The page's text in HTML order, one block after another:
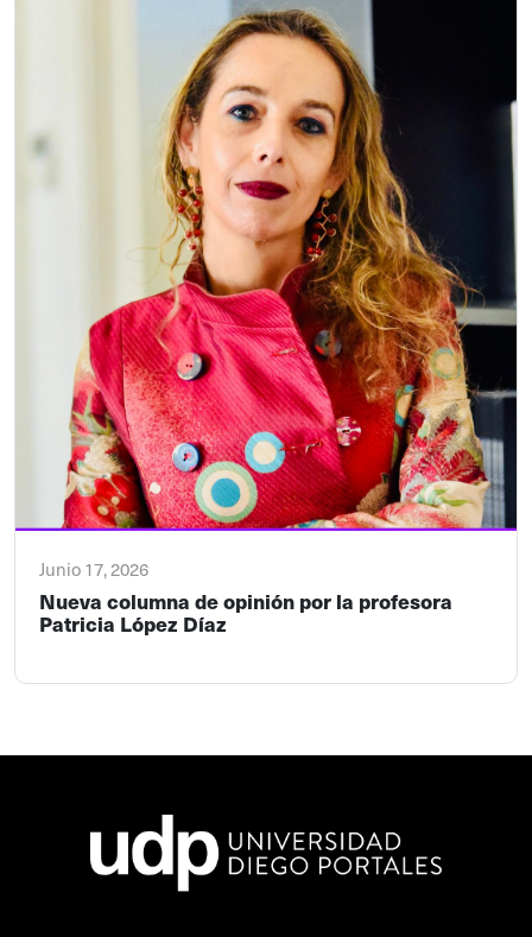
Junio 17, 2026
Nueva columna de opinión por la profesora
Patricia López Díaz